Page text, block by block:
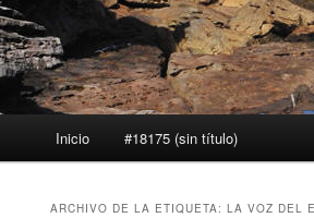
Inicio #18175 (sin título)
ARCHIVO DE LA ETIQUETA: LA VOZ DEL